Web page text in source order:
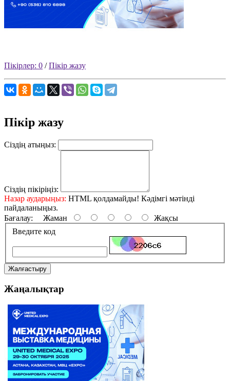
Пікірлер: 0 /Пікір жазу
Пікір жазу
Сіздің атыңыз:
Сіздің пікіріңіз:
Назар аударыңыз: HTML қолдамайды! Кәдімгі мәтінді
пайдаланыңыз.
Бағалау: Жаман
Жақсы
Введите код
Жалғастыру
Жаңалықтар